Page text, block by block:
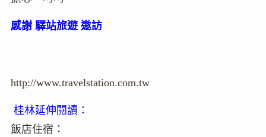
感謝 驛站旅遊 邀訪
http://www.travelstation.com.tw
桂林延伸閱讀：
飯店住宿：